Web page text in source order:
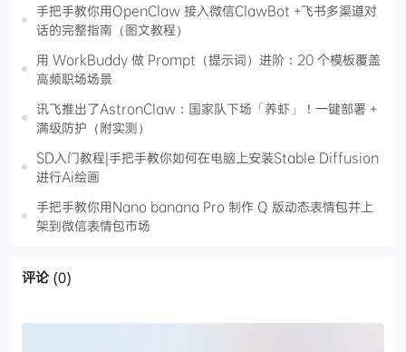
手把手教你用OpenClaw 接入微信ClawBot +飞书多渠道对
话的完整指南（图文教程）
用 WorkBuddy 做 Prompt（提示词）进阶：20 个模板覆盖
高频职场场景
讯飞推出了AstronClaw：国家队下场「养虾」！一键部署 +
满级防护（附实测）
SD入门教程|手把手教你如何在电脑上安装Stable Diffusion
进行Ai绘画
手把手教你用Nano banana Pro 制作 Q 版动态表情包并上
架到微信表情包市场
评论 (0)